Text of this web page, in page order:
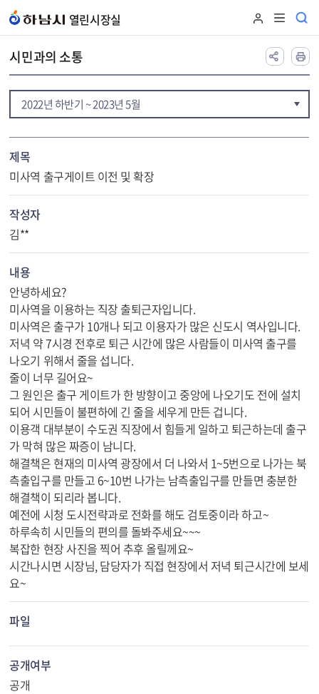
열린시장실
시민과의 소통
2022년 하반기 ~ 2023년 5월
제목
미사역 출구게이트 이전 및 확장
작성자
김**
내용
안녕하세요?
미사역을 이용하는 직장 출퇴근자입니다.
미사역은 출구가 10개나 되고 이용자가 많은 신도시 역사입니다.
저녁 약 7시경 전후로 퇴근 시간에 많은 사람들이 미사역 출구를
나오기 위해서 줄을 섭니다.
줄이 너무 길어요~
그 원인은 출구 게이트가 한 방향이고 중앙에 나오기도 전에 설치
되어 시민들이 불편하에 긴 줄을 세우게 만든 겁니다.
이용객 대부분이 수도권 직장에서 힘들게 일하고 퇴근하는데 출구
가 막혀 많은 짜증이 남니다.
해결책은 현재의 미사역 광장에서 더 나와서 1~5번으로 나가는 북
측출입구를 만들고 6~10번 나가는 남측출입구를 만들면 충분한
해결책이 되리라 봅니다.
예전에 시청 도시전략과로 전화를 해도 검토중이라 하고~
하루속히 시민들의 편의를 돌봐주세요~~~
복잡한 현장 사진을 찍어 추후 올릴께요~
시간나시면 시장님, 담당자가 직접 현장에서 저녁 퇴근시간에 보세
요~
파일
공개여부
공개